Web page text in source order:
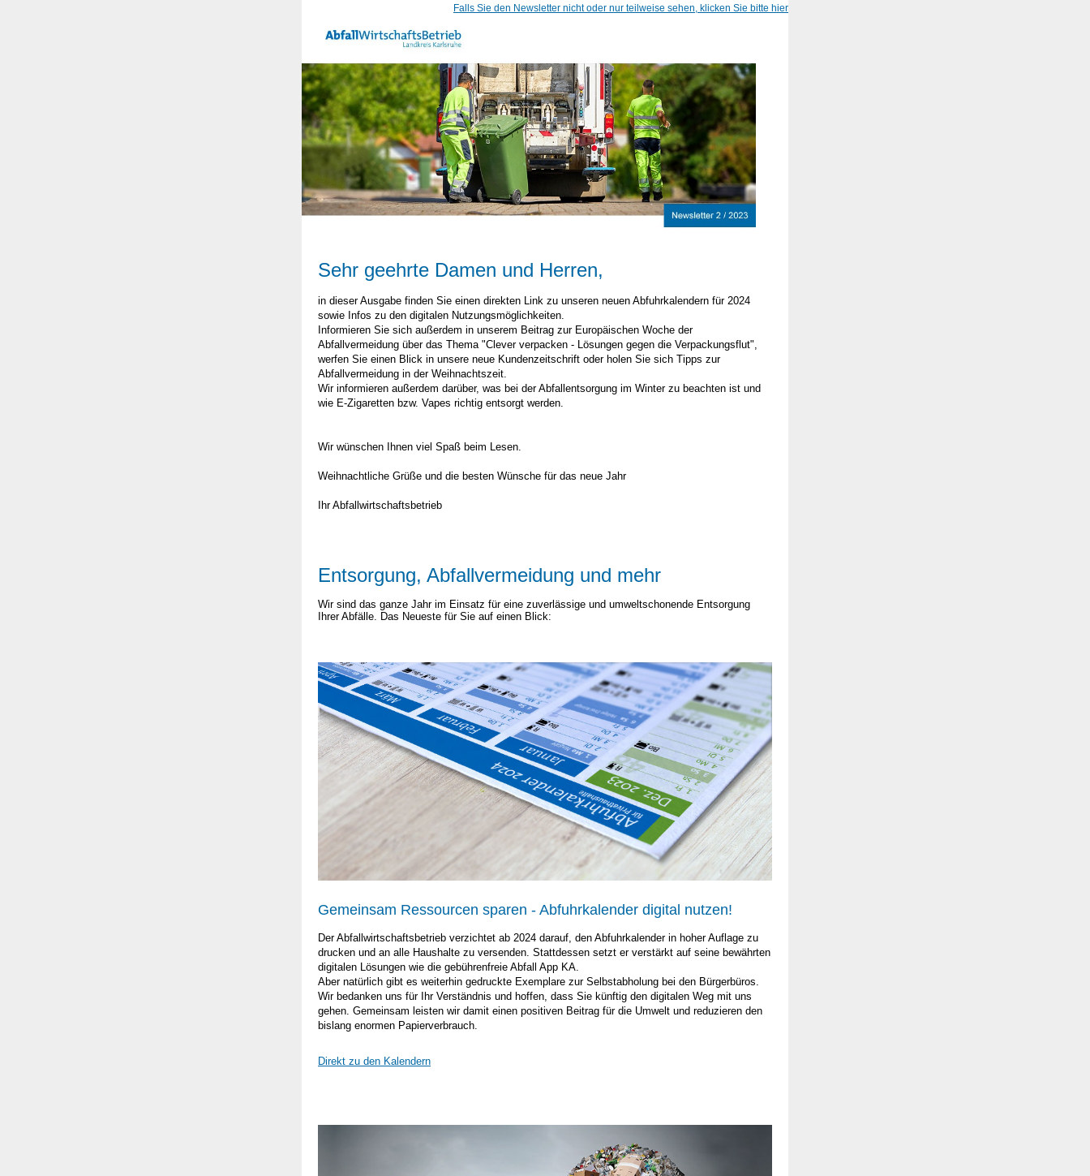
Falls Sie den Newsletter nicht oder nur teilweise sehen, klicken Sie bitte hier
Sehr geehrte Damen und Herren,
in dieser Ausgabe finden Sie einen direkten Link zu unseren neuen Abfuhrkalendern für 2024
sowie Infos zu den digitalen Nutzungsmöglichkeiten.
Informieren Sie sich außerdem in unserem Beitrag zur Europäischen Woche der
Abfallvermeidung über das Thema "Clever verpacken - Lösungen gegen die Verpackungsflut",
werfen Sie einen Blick in unsere neue Kundenzeitschrift oder holen Sie sich Tipps zur
Abfallvermeidung in der Weihnachtszeit.
Wir informieren außerdem darüber, was bei der Abfallentsorgung im Winter zu beachten ist und
wie E-Zigaretten bzw. Vapes richtig entsorgt werden.
Wir wünschen Ihnen viel Spaß beim Lesen.
Weihnachtliche Grüße und die besten Wünsche für das neue Jahr
Ihr Abfallwirtschaftsbetrieb
Entsorgung, Abfallvermeidung und mehr
Wir sind das ganze Jahr im Einsatz für eine zuverlässige und umweltschonende Entsorgung
Ihrer Abfälle. Das Neueste für Sie auf einen Blick:
Gemeinsam Ressourcen sparen - Abfuhrkalender digital nutzen!
Der Abfallwirtschaftsbetrieb verzichtet ab 2024 darauf, den Abfuhrkalender in hoher Auflage zu
drucken und an alle Haushalte zu versenden. Stattdessen setzt er verstärkt auf seine bewährten
digitalen Lösungen wie die gebührenfreie Abfall App KA.
Aber natürlich gibt es weiterhin gedruckte Exemplare zur Selbstabholung bei den Bürgerbüros.
Wir bedanken uns für Ihr Verständnis und hoffen, dass Sie künftig den digitalen Weg mit uns
gehen. Gemeinsam leisten wir damit einen positiven Beitrag für die Umwelt und reduzieren den
bislang enormen Papierverbrauch.
Direkt zu den Kalendern